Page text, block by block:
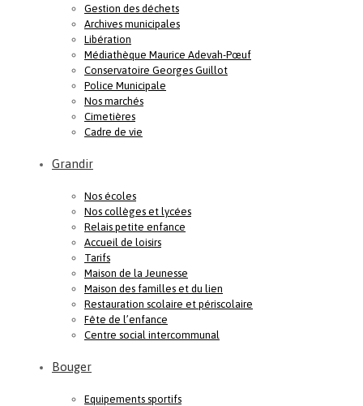
Gestion des déchets
Archives municipales
Libération
Médiathèque Maurice Adevah-Pœuf
Conservatoire Georges Guillot
Police Municipale
Nos marchés
Cimetières
Cadre de vie
Grandir
Nos écoles
Nos collèges et lycées
Relais petite enfance
Accueil de loisirs
Tarifs
Maison de la Jeunesse
Maison des familles et du lien
Restauration scolaire et périscolaire
Fête de l’enfance
Centre social intercommunal
Bouger
Equipements sportifs